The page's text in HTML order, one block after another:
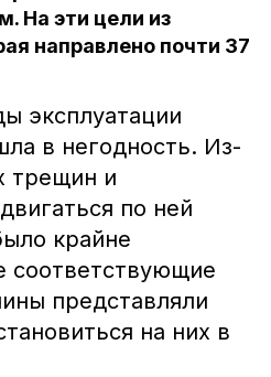
На эти цели из
направлено почти 37
эксплуатации
в негодность. Из-
трещин и
по ней
крайне
соответствующие
представляли
на них в